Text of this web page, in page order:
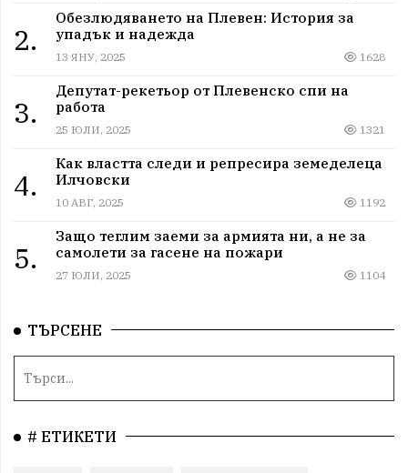
2.
Обезлюдяването на Плевен: История за
упадък и надежда
13 ЯНУ, 2025 1628
3.
Депутат-рекетьор от Плевенско спи на
работа
25 ЮЛИ, 2025 1321
4.
Как властта следи и репресира земеделеца
Илчовски
10 АВГ, 2025 1192
5.
Защо теглим заеми за армията ни, а не за
самолети за гасене на пожари
27 ЮЛИ, 2025 1104
ТЪРСЕНЕ
# ЕТИКЕТИ